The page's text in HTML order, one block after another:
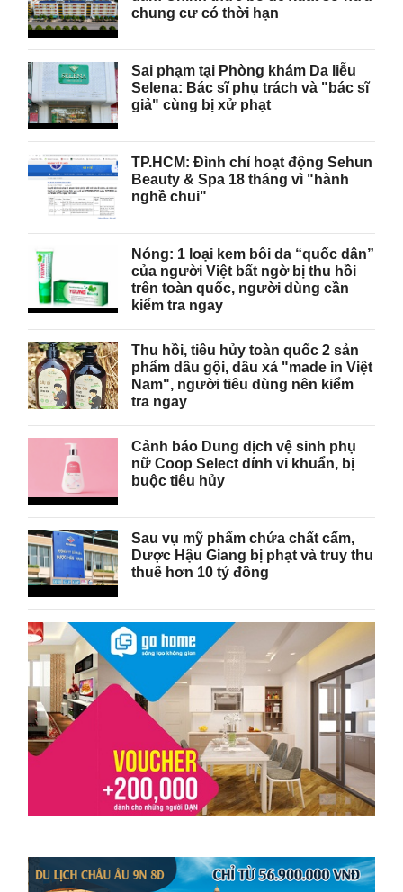
chung cư có thời hạn
Sai phạm tại Phòng khám Da liễu
Selena: Bác sĩ phụ trách và "bác sĩ
giả" cùng bị xử phạt
TP.HCM: Đình chỉ hoạt động Sehun
Beauty & Spa 18 tháng vì "hành
nghề chui"
Nóng: 1 loại kem bôi da “quốc dân”
của người Việt bất ngờ bị thu hồi
trên toàn quốc, người dùng cần
kiểm tra ngay
Thu hồi, tiêu hủy toàn quốc 2 sản
phẩm dầu gội, dầu xả "made in Việt
Nam", người tiêu dùng nên kiểm
tra ngay
Cảnh báo Dung dịch vệ sinh phụ
nữ Coop Select dính vi khuẩn, bị
buộc tiêu hủy
Sau vụ mỹ phẩm chứa chất cấm,
Dược Hậu Giang bị phạt và truy thu
thuế hơn 10 tỷ đồng